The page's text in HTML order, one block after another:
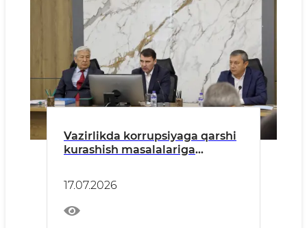
Vazirlikda korrupsiyaga qarshi
kurashish masalalariga
17.07.2026